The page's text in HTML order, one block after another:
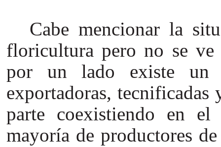
Cabe mencionar la
floricultura pero no se ve
por un lado existe un
exportadoras, tecnificadas
parte coexistiendo en el
mayoría de productores